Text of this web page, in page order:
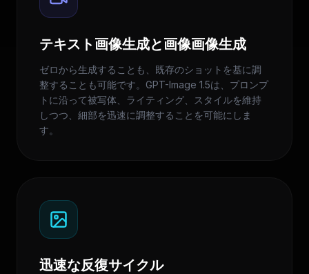
テキスト画像生成と画像画像生成
ゼロから生成することも、既存のショットを基に調
整することも可能です。GPT-Image 1.5は、プロンプ
トに沿って被写体、ライティング、スタイルを維持
しつつ、細部を迅速に調整することを可能にしま
す。
迅速な反復サイクル